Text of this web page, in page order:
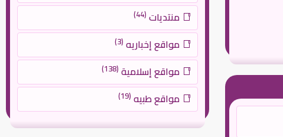
منتديات (44)
مواقع إخباريه (3)
مواقع إسلامية (138)
مواقع طبيه (19)